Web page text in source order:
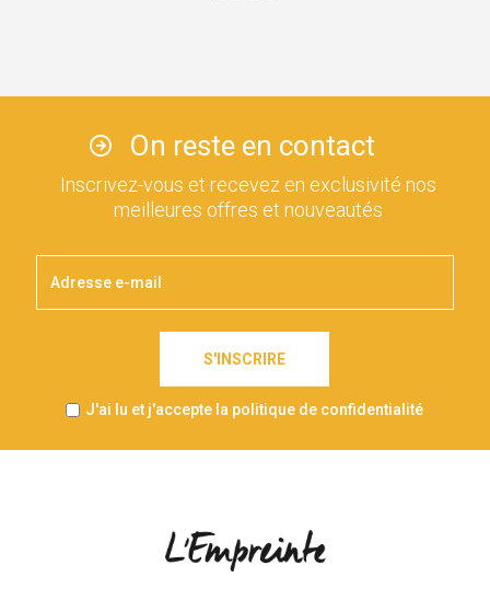
On reste en contact
Inscrivez-vous et recevez en exclusivité nos
meilleures offres et nouveautés
S'INSCRIRE
J'ai lu et j'accepte la politique de confidentialité